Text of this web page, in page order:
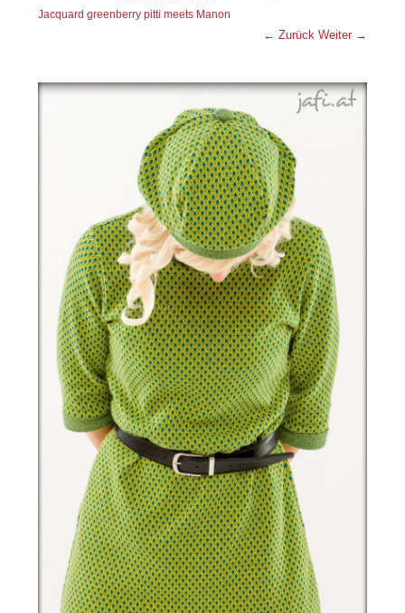
Jacquard greenberry pitti meets Manon
← Zurück Weiter →